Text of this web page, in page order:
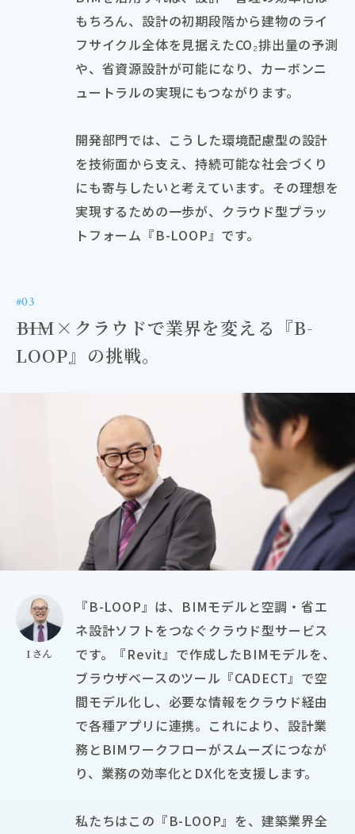
もちろん、設計の初期段階から建物のライ
フサイクル全体を見据えたCO₂排出量の予測
や、省資源設計が可能になり、カーボンニ
ュートラルの実現にもつながります。
開発部門では、こうした環境配慮型の設計
を技術面から支え、持続可能な社会づくり
にも寄与したいと考えています。その理想を
実現するための一歩が、クラウド型プラッ
トフォーム『B-LOOP』です。
#03
――BIM×クラウドで業界を変える『B-
LOOP』の挑戦。
Iさん
『B-LOOP』は、BIMモデルと空調・省エ
ネ設計ソフトをつなぐクラウド型サービス
です。『Revit』で作成したBIMモデルを、
ブラウザベースのツール『CADECT』で空
間モデル化し、必要な情報をクラウド経由
で各種アプリに連携。これにより、設計業
務とBIMワークフローがスムーズにつなが
り、業務の効率化とDX化を支援します。
私たちはこの『B-LOOP』を、建築業界全